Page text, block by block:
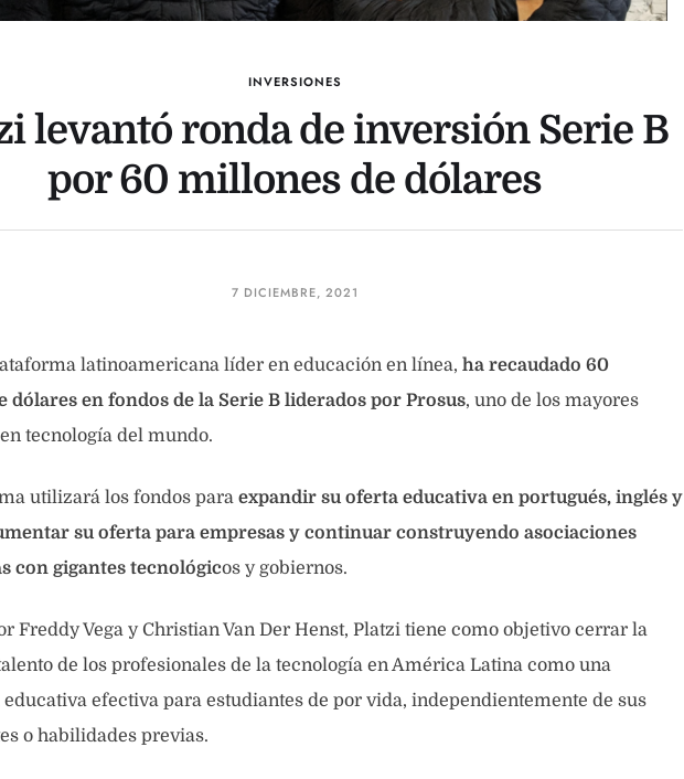
INVERSIONES
levantó ronda de inversión Serie B
por 60 millones de dólares
7 DICIEMBRE, 2021
latinoamericana líder en educación en línea, ha recaudado 60
dólares en fondos de la Serie B liderados por Prosus, uno de los mayores
tecnología del mundo.
utilizará los fondos para expandir su oferta educativa en portugués, inglés y
su oferta para empresas y continuar construyendo asociaciones
con gigantes tecnológicos y gobiernos.
Freddy Vega y Christian Van Der Henst, Platzi tiene como objetivo cerrar la
de los profesionales de la tecnología en América Latina como una
efectiva para estudiantes de por vida, independientemente de sus
o habilidades previas.